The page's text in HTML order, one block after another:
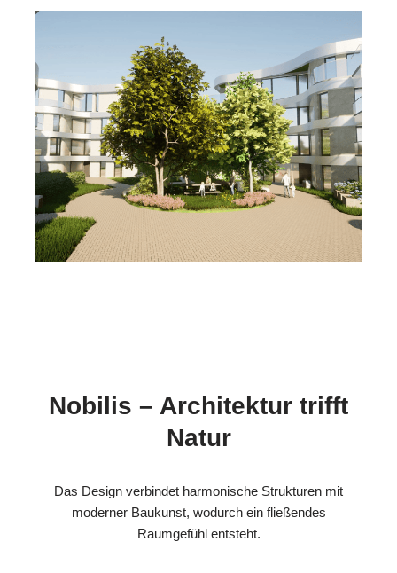
Nobilis – Architektur trifft
Natur
Das Design verbindet harmonische Strukturen mit
moderner Baukunst, wodurch ein fließendes
Raumgefühl entsteht.